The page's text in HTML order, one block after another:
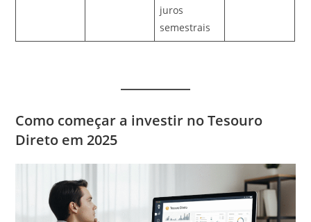
juros
semestrais
Como começar a investir no Tesouro
Direto em 2025